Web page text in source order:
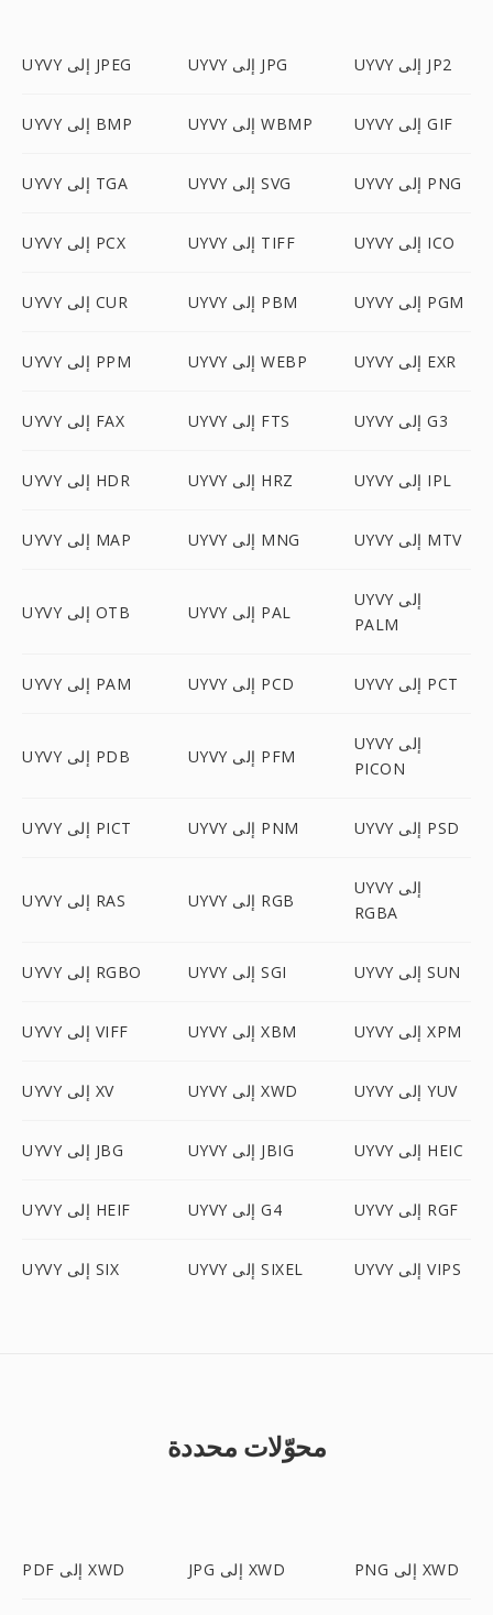
UYVY إلى JPEG UYVY إلى JPG UYVY إلى JP2
UYVY إلى BMP UYVY إلى WBMP UYVY إلى GIF
UYVY إلى TGA UYVY إلى SVG UYVY إلى PNG
UYVY إلى PCX UYVY إلى TIFF UYVY إلى ICO
UYVY إلى CUR UYVY إلى PBM UYVY إلى PGM
UYVY إلى PPM UYVY إلى WEBP UYVY إلى EXR
UYVY إلى FAX UYVY إلى FTS UYVY إلى G3
UYVY إلى HDR UYVY إلى HRZ UYVY إلى IPL
UYVY إلى MAP UYVY إلى MNG UYVY إلى MTV
UYVY إلى OTB UYVY إلى PAL
UYVY إلى
PALM
UYVY إلى PAM UYVY إلى PCD UYVY إلى PCT
UYVY إلى PDB UYVY إلى PFM
UYVY إلى
PICON
UYVY إلى PICT UYVY إلى PNM UYVY إلى PSD
UYVY إلى RAS UYVY إلى RGB
UYVY إلى
RGBA
UYVY إلى RGBO UYVY إلى SGI UYVY إلى SUN
UYVY إلى VIFF UYVY إلى XBM UYVY إلى XPM
UYVY إلى XV UYVY إلى XWD UYVY إلى YUV
UYVY إلى JBG UYVY إلى JBIG UYVY إلى HEIC
UYVY إلى HEIF UYVY إلى G4 UYVY إلى RGF
UYVY إلى SIX UYVY إلى SIXEL UYVY إلى VIPS
محوّلات محددة
PDF إلى XWD JPG إلى XWD PNG إلى XWD